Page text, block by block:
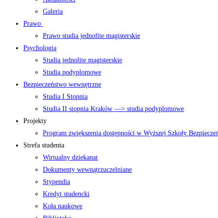
Galeria
Prawo
Prawo studia jednolite magisterskie
Psychologia
Studia jednolite magisterskie
Studia podyplomowe
Bezpieczeństwo wewnętrzne
Studia I Stopnia
Studia II stopnia Kraków —> studia podyplomowe
Projekty
Program zwiększenia dostępności w Wyższej Szkoły
Strefa studenta
Wirtualny dziekanat
Dokumenty wewnątrzuczelniane
Stypendia
Kredyt studencki
Koła naukowe